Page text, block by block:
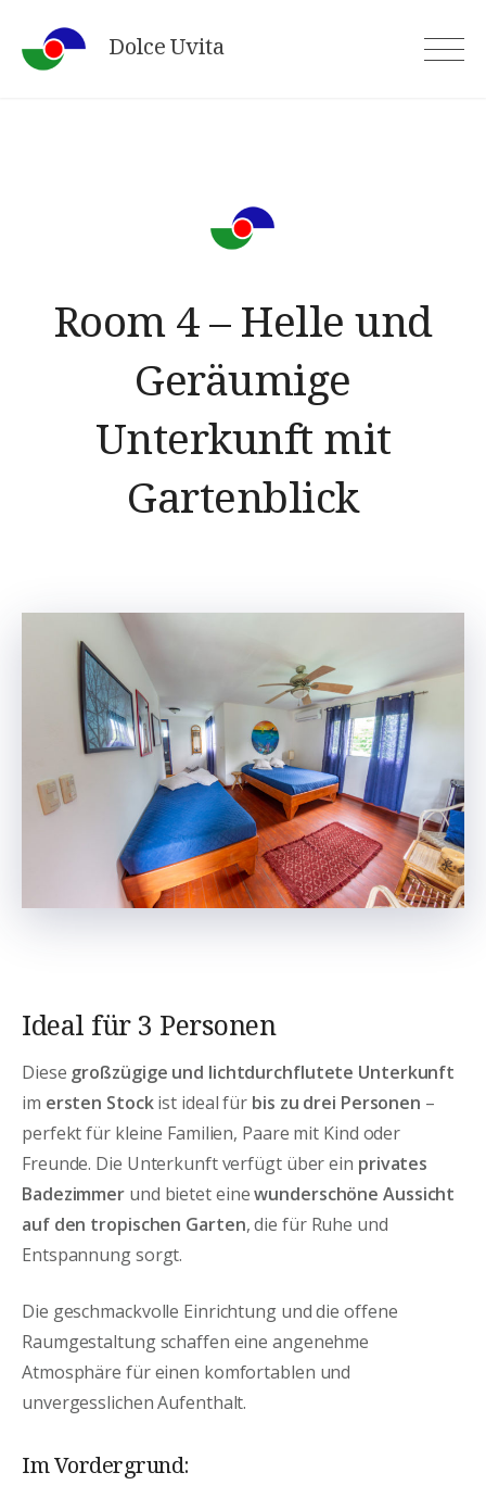
content
Dolce Uvita
Room 4 – Helle und
Geräumige
Unterkunft mit
Gartenblick
Ideal für 3 Personen
Diese großzügige und lichtdurchflutete Unterkunft
im ersten Stockist ideal für bis zu drei Personen –
perfekt für kleine Familien, Paare mit Kind oder
Freunde. Die Unterkunft verfügt über ein privates
Badezimmer und bietet einewunderschöne Aussicht
auf den tropischen Garten, die für Ruhe und
Entspannung sorgt.
Die geschmackvolle Einrichtung und die offene
Raumgestaltung schaffen eine angenehme
Atmosphäre für einen komfortablen und
unvergesslichen Aufenthalt.
Im Vordergrund: